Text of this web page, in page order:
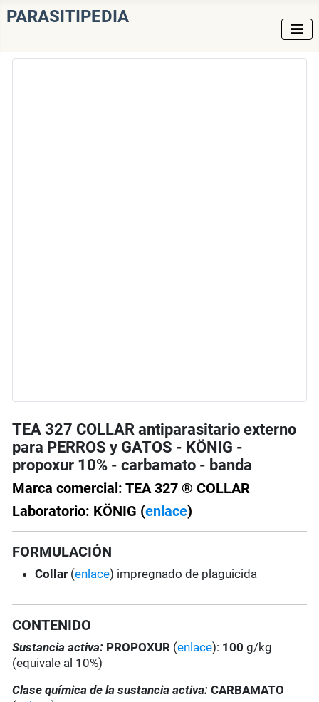
PARASITIPEDIA
TEA 327 COLLAR antiparasitario externo
para PERROS y GATOS - KÖNIG -
propoxur 10% - carbamato - banda
Marca comercial: TEA 327 ® COLLAR
Laboratorio: KÖNIG (enlace)
FORMULACIÓN
Collar (enlace) impregnado de plaguicida
CONTENIDO
Sustancia activa: PROPOXUR (enlace): 100g/kg
(equivale al 10%)
Clase química de la sustancia activa: CARBAMATO